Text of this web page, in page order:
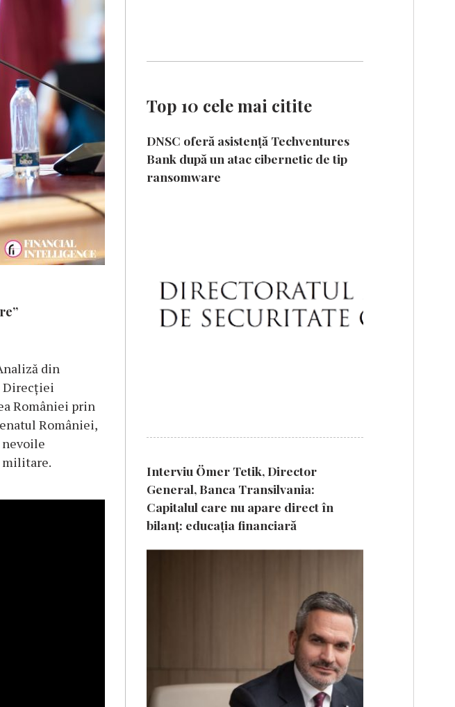
din
Direcției
României prin
României,
nevoile
militare.
Top 10 cele mai citite
DNSC oferă asistență Techventures
Bank după un atac cibernetic de tip
ransomware
Interviu Ömer Tetik, Director
General, Banca Transilvania:
Capitalul care nu apare direct în
bilanț: educația financiară